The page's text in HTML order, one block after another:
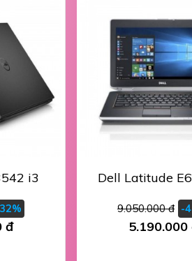
i3
đ
Dell Latitude
9.050.000 đ -
5.190.000